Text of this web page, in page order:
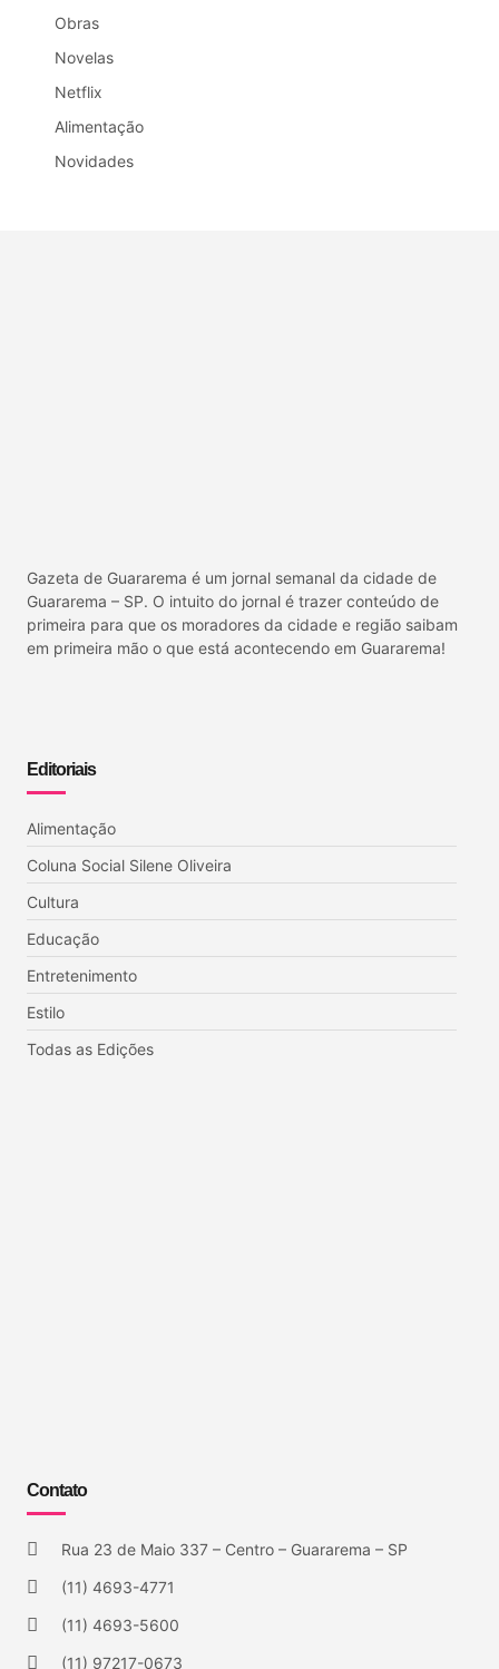
Obras
Novelas
Netflix
Alimentação
Novidades
Gazeta de Guararema é um jornal semanal da cidade de
Guararema – SP. O intuito do jornal é trazer conteúdo de
primeira para que os moradores da cidade e região saibam
em primeira mão o que está acontecendo em Guararema!
Editoriais
Alimentação
Coluna Social Silene Oliveira
Cultura
Educação
Entretenimento
Estilo
Todas as Edições
Contato
Rua 23 de Maio 337 – Centro – Guararema – SP
(11) 4693-4771
(11) 4693-5600
(11) 97217-0673